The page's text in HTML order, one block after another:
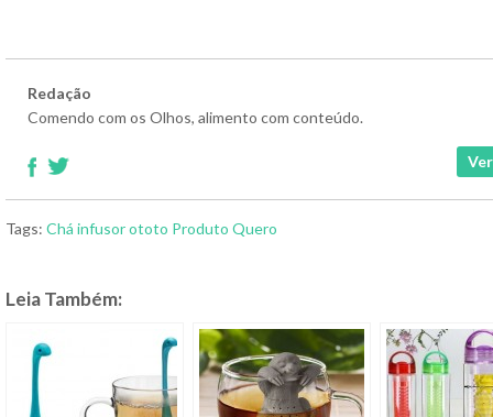
Redação
Comendo com os Olhos, alimento com conteúdo.
Tags: Chá infusorototo Produto Quero
Leia Também: